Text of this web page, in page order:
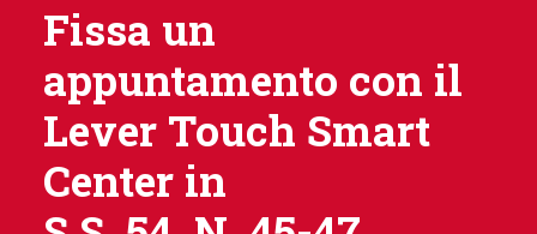
Fissa un
appuntamento con il
Lever Touch Smart
Center in